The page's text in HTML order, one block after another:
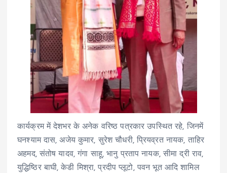
कार्यक्रम में देशभर के अनेक वरिष्ठ पत्रकार उपस्थित रहे, जिनमें
घनश्याम दास, अजेय कुमार, सुरेश चौधरी, प्रियव्रत नायक, ताहिर
अहमद, संतोष यादव, गंगा साहू, भानु प्रताप नायक, सीमा द्री राव,
युद्धिष्ठिर बाघी, केडी मिश्रा, प्रदीप प्लूटो, पवन भूत आदि शामिल